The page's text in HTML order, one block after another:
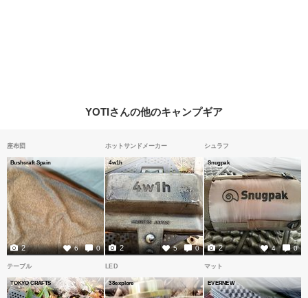
YOTIさんの他のキャンプギア
座布団
Bushcraft Spain
6 0
2
ホットサンドメーカー
4w1h
5 0
2
シュラフ
Snugpak
4 0
2
テーブル
TOKYO CRAFTS
LED
38explore
マット
EVERNEW